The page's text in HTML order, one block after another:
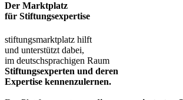
Der Marktplatz
für Stiftungsexpertise
stiftungsmarktplatz hilft
und unterstützt dabei,
im deutschsprachigen Raum
Stiftungsexperten und deren
Expertise kennenzulernen.